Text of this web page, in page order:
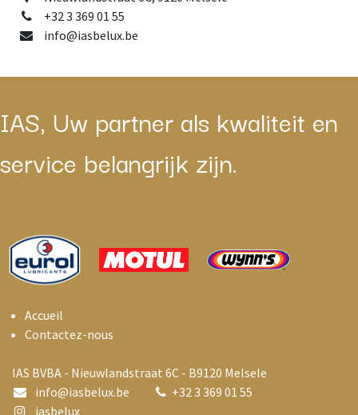
+32 3 369 01 55
info@iasbelux.be
IAS, Uw partner als kwaliteit en
service belangrijk zijn.
Accueil
Contactez-nous
IAS BVBA - Nieuwlandstraat 6C - B9120 Melsele
info@iasbelux.be +32 3 369 01 55
iasbelux